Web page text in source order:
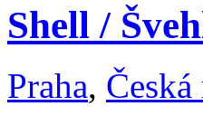
Shell /
Praha,